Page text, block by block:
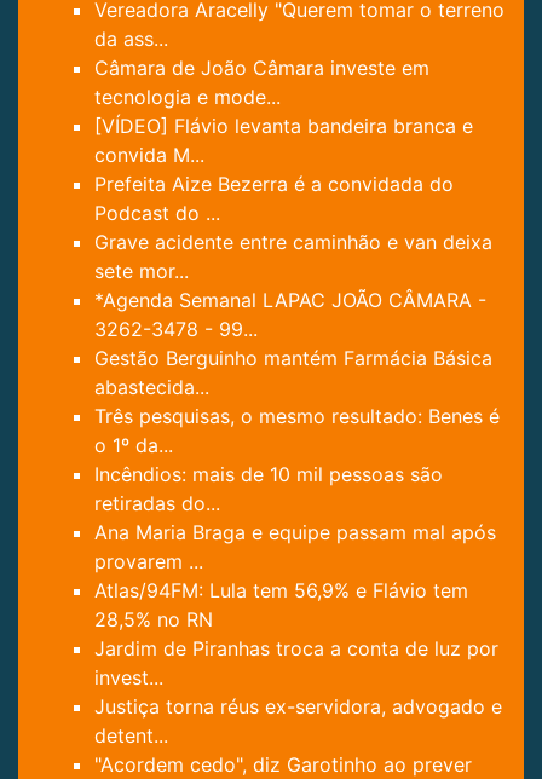
Vereadora Aracelly "Querem tomar o terreno
da ass...
Câmara de João Câmara investe em
tecnologia e mode...
[VÍDEO] Flávio levanta bandeira branca e
convida M...
Prefeita Aize Bezerra é a convidada do
Podcast do ...
Grave acidente entre caminhão e van deixa
sete mor...
*Agenda Semanal LAPAC JOÃO CÂMARA -
3262-3478 - 99...
Gestão Berguinho mantém Farmácia Básica
abastecida...
Três pesquisas, o mesmo resultado: Benes é
o 1º da...
Incêndios: mais de 10 mil pessoas são
retiradas do...
Ana Maria Braga e equipe passam mal após
provarem ...
Atlas/94FM: Lula tem 56,9% e Flávio tem
28,5% no RN
Jardim de Piranhas troca a conta de luz por
invest...
Justiça torna réus ex-servidora, advogado e
detent...
"Acordem cedo", diz Garotinho ao prever